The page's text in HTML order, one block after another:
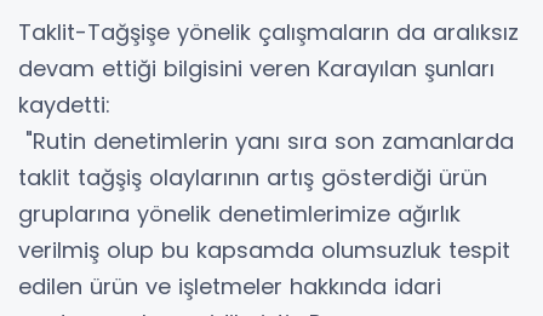
Taklit-Tağşişe yönelik çalışmaların da aralıksız
devam ettiği bilgisini veren Karayılan şunları
kaydetti:
"Rutin denetimlerin yanı sıra son zamanlarda
taklit tağşiş olaylarının artış gösterdiği ürün
gruplarına yönelik denetimlerimize ağırlık
verilmiş olup bu kapsamda olumsuzluk tespit
edilen ürün ve işletmeler hakkında idari